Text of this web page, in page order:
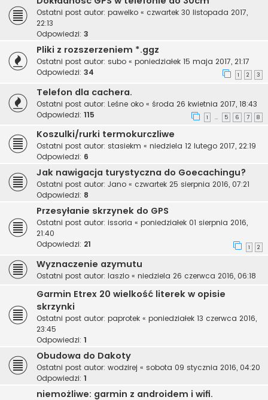
Ostatni post autor: pawelko « czwartek 30 listopada 2017,
22:13
Odpowiedzi: 3
Pliki z rozszerzeniem *.ggz
Ostatni post autor: subo « poniedziałek 15 maja 2017, 21:17
Odpowiedzi: 34 1 2 3
Telefon dla cachera.
Ostatni post autor: Leśne oko « środa 26 kwietnia 2017, 18:43
Odpowiedzi: 115 1 … 5 6 7 8
Koszulki/rurki termokurczliwe
Ostatni post autor: stasiekm « niedziela 12 lutego 2017, 22:19
Odpowiedzi: 6
Jak nawigacja turystyczna do Goecachingu?
Ostatni post autor: Jano « czwartek 25 sierpnia 2016, 07:21
Odpowiedzi: 8
Przesyłanie skrzynek do GPS
Ostatni post autor: issoria « poniedziałek 01 sierpnia 2016,
21:40
Odpowiedzi: 21 1 2
Wyznaczenie azymutu
Ostatni post autor: laszlo « niedziela 26 czerwca 2016, 06:18
Garmin Etrex 20 wielkość literek w opisie
skrzynki
Ostatni post autor: paprotek « poniedziałek 13 czerwca 2016,
23:45
Odpowiedzi: 1
Obudowa do Dakoty
Ostatni post autor: wodzirej « sobota 09 stycznia 2016, 04:20
Odpowiedzi: 1
niemożliwe: garmin z androidem i wifi.